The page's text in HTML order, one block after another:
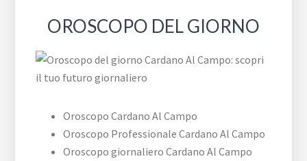
OROSCOPO DEL GIORNO
Oroscopo Cardano Al Campo
Oroscopo Professionale Cardano Al Campo
Oroscopo giornaliero Cardano Al Campo